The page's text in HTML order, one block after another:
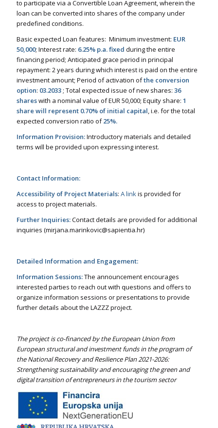
to participate via a Convertible Loan Agreement, wherein the
loan can be converted into shares of the company under
predefined conditions.
Basic expected Loan features: Minimum investment: EUR
50,000; Interest rate: 6.25% p.a. fixed during the entire
financing period; Anticipated grace period in principal
repayment: 2 years during which interest is paid on the entire
investment amount; Period of activation ofthe conversion
option: 03.2033; Total expected issue of new shares: 36
shareswith a nominal value of EUR 50,000; Equity share: 1
share will represent 0.70% of initial capital, i.e. for the total
expected conversion ratio of25%.
Information Provision:Introductory materials and detailed
terms will be provided upon expressing interest.
Contact Information:
Accessibility of Project Materials: A linkis provided for
access to project materials.
Further Inquiries:Contact details are provided for additional
inquiries (mirjana.marinkovic@sapientia.hr)
Detailed Information and Engagement:
Information Sessions:The announcement encourages
interested parties to reach out with questions and offers to
organize information sessions or presentations to provide
further details about the LAZZZ project.
The project is co-financed by the European Union from
European structural and investment fundsin the program of
the National Recovery and Resilience Plan 2021-2026:
Strengthening sustainability and encouraging the green and
digital transition of entrepreneurs in the tourism sector